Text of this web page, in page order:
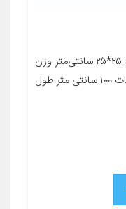
معرفی محصول جزئیات محصول ابعاد ۲۵*۲۵ سانتی‌متر وزن
۵۰۰ گرم گونه حیوان سگ سایر توضیحات ۱۰۰ سانتی متر طول